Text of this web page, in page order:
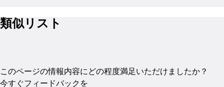
類似リスト
このページの情報内容にどの程度満足いただけましたか？
今すぐフィードバックを